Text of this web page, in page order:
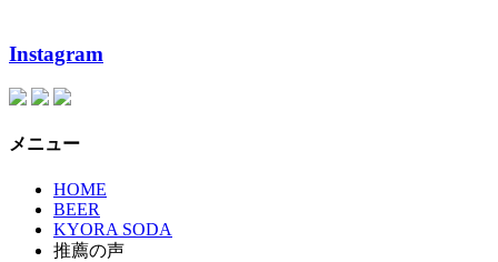
Instagram
メニュー
HOME
BEER
KYORA SODA
推薦の声